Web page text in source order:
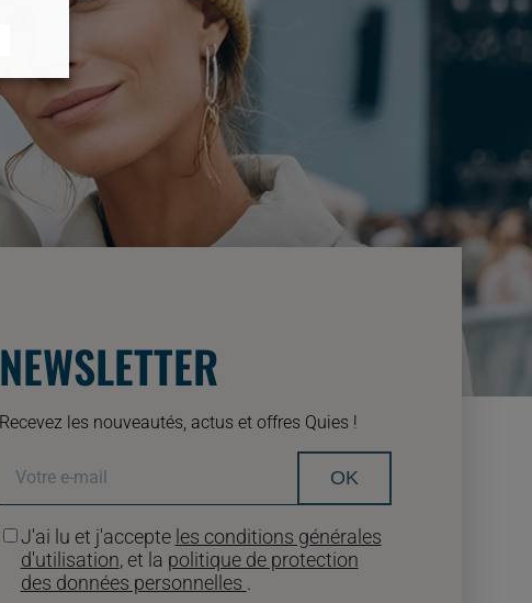
NEWSLETTER
Recevez les nouveautés, actus et offres Quies !
OK
J'ai lu et j'accepte les conditions générales
d'utilisation, et la politique de protection
des données personnelles .